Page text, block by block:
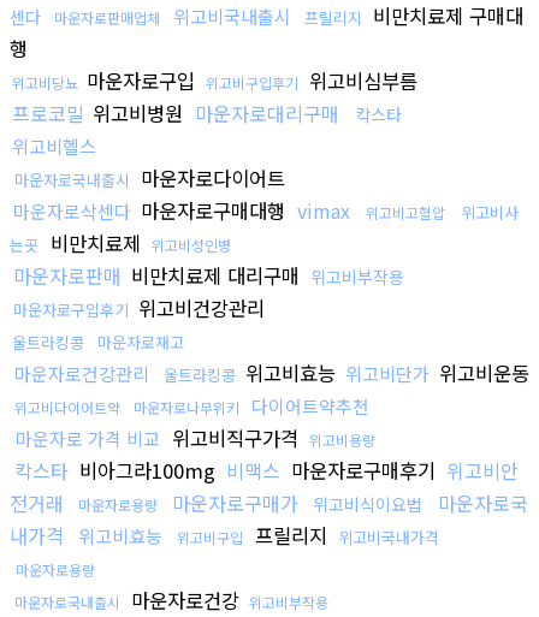
센다
마운자로판매업체 위고비국내출시 프릴리지
비만치료제 구매대
행
위고비당뇨 마운자로구입 위고비구입후기
위고비심부름
프로코밀 위고비병원 마운자로대리구매 칵스타
위고비헬스
마운자로국내출시 마운자로다이어트
마운자로삭센다 마운자로구매대행 vimax 위고비고혈압
위고비사
는곳
비만치료제 위고비성인병
마운자로판매 비만치료제 대리구매 위고비부작용
마운자로구입후기 위고비건강관리
울트라킹콩 마운자로재고
마운자로건강관리 울트라킹콩 위고비효능 위고비단가 위고비운동
위고비다이어트약 마운자로나무위키
다이어트약추천
마운자로 가격 비교 위고비직구가격 위고비용량
칵스타 비아그라100mg 비맥스 마운자로구매후기 위고비안
전거래
마운자로용량 마운자로구매가 위고비식이요법
마운자로국
내가격
위고비효능 위고비구입 프릴리지 위고비국내가격
마운자로용량
마운자로국내출시
마운자로건강 위고비부작용